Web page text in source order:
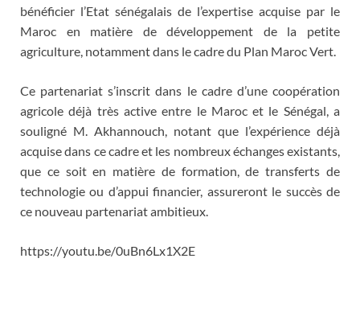
bénéficier l’Etat sénégalais de l’expertise acquise par le
Maroc en matière de développement de la petite
agriculture, notamment dans le cadre du Plan Maroc Vert.
Ce partenariat s’inscrit dans le cadre d’une coopération
agricole déjà très active entre le Maroc et le Sénégal, a
souligné M. Akhannouch, notant que l’expérience déjà
acquise dans ce cadre et les nombreux échanges existants,
que ce soit en matière de formation, de transferts de
technologie ou d’appui financier, assureront le succès de
ce nouveau partenariat ambitieux.
https://youtu.be/0uBn6Lx1X2E